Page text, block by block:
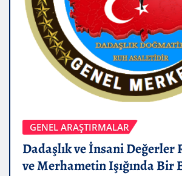
GENEL ARAŞTIRMALAR
Dadaşlık ve İnsani Değerler
ve Merhametin Işığında Bir